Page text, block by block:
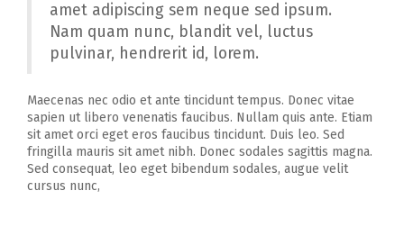
amet adipiscing sem neque sed ipsum.
Nam quam nunc, blandit vel, luctus
pulvinar, hendrerit id, lorem.
Maecenas nec odio et ante tincidunt tempus. Donec vitae
sapien ut libero venenatis faucibus. Nullam quis ante. Etiam
sit amet orci eget eros faucibus tincidunt. Duis leo. Sed
fringilla mauris sit amet nibh. Donec sodales sagittis magna.
Sed consequat, leo eget bibendum sodales, augue velit
cursus nunc,